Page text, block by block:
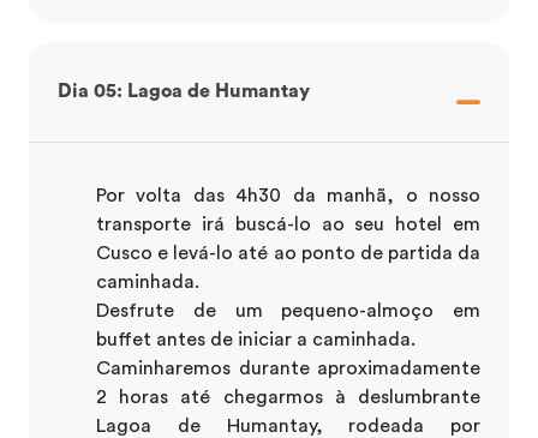
Dia 05: Lagoa de Humantay
Por volta das 4h30 da manhã, o nosso
transporte irá buscá-lo ao seu hotel em
Cusco e levá-lo até ao ponto de partida da
caminhada.
Desfrute de um pequeno-almoço em
buffet antes de iniciar a caminhada.
Caminharemos durante aproximadamente
2 horas até chegarmos à deslumbrante
Lagoa de Humantay, rodeada por